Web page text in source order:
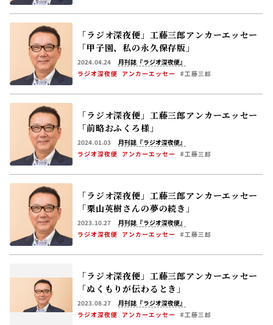
「ラジオ深夜便」工藤三郎アンカーエッセー
「甲子園、私の永久保存版」
2024.04.24
月刊誌『ラジオ深夜便』
ラジオ深夜便 アンカーエッセー #工藤三郎
「ラジオ深夜便」工藤三郎アンカーエッセー
「前略おふくろ様」
2024.01.03
月刊誌『ラジオ深夜便』
ラジオ深夜便 アンカーエッセー #工藤三郎
「ラジオ深夜便」工藤三郎アンカーエッセー
「栗山英樹さんの夢の続き」
2023.10.27
月刊誌『ラジオ深夜便』
ラジオ深夜便 アンカーエッセー #工藤三郎
「ラジオ深夜便」工藤三郎アンカーエッセー
「ぬくもりが伝わるとき」
2023.08.27
月刊誌『ラジオ深夜便』
ラジオ深夜便 アンカーエッセー #工藤三郎